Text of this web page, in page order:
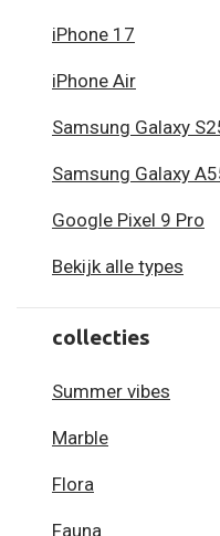
iPhone 17
iPhone Air
Samsung Galaxy
Samsung Galaxy
Google Pixel 9 Pro
Bekijk alle types
collecties
Summer vibes
Marble
Flora
Fauna